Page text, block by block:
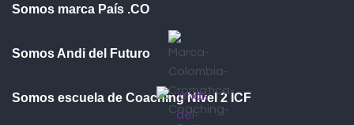
Somos marca País .CO
Somos Andi del Futuro
Somos escuela de Coaching Nivel 2 ICF